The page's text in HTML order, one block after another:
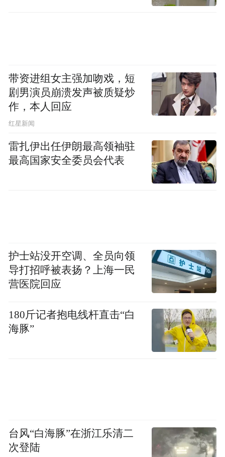
带资进组女主强加吻戏，短
剧男演员崩溃发声被质疑炒
作，本人回应
​红星新闻
雷扎伊出任伊朗最高领袖驻
最高国家安全委员会代表
护士站没开空调、全员向领
导打招呼被表扬？上海一民
营医院回应
180斤记者抱电线杆直击“白
海豚”
台风“白海豚”在浙江乐清二
次登陆